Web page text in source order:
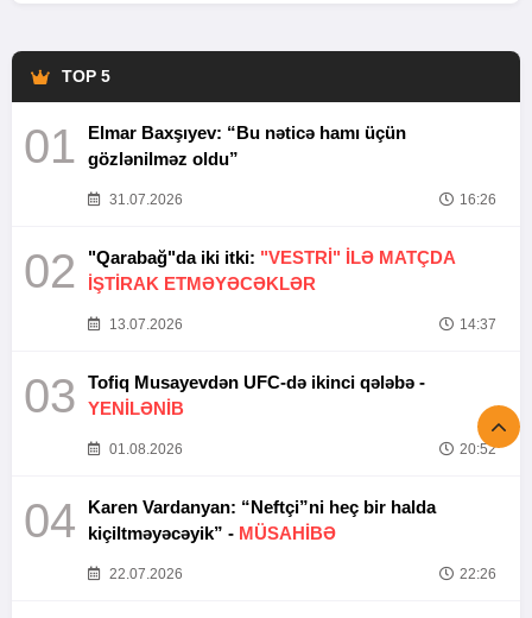
TOP 5
01
Elmar Baxşıyev: “Bu nəticə hamı üçün
gözlənilməz oldu”
31.07.2026 16:26
02 "Qarabağ"da iki itki: "VESTRİ" İLƏ MATÇDA
İŞTİRAK ETMƏYƏCƏKLƏR
13.07.2026 14:37
03
Tofiq Musayevdən UFC-də ikinci qələbə -
YENİLƏNİB
01.08.2026 20:52
04
Karen Vardanyan: “Neftçi”ni heç bir halda
kiçiltməyəcəyik” - MÜSAHİBƏ
22.07.2026 22:26